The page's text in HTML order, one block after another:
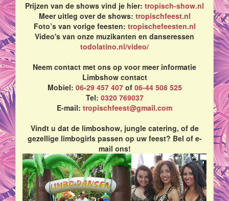
Prijzen van de shows vind je hier: tropisch-show.nl
Meer uitleg over de shows: tropischfeest.nl
Foto’s van vorige feesten: tropischefeesten.nl
Video's van onze muzikanten en danseressen
todolatino.nl/video/
Neem contact met ons op voor meer informatie
Limbshow contact
Mobiel: 06-29 457 407of 06-44 508 525
Tel: 0320 769037
E-mail: tropischfeest@gmail.com
Vindt u dat de limboshow, jungle catering, of de
gezellige limbogirls passen op uw feest? Bel of e-
mail ons!